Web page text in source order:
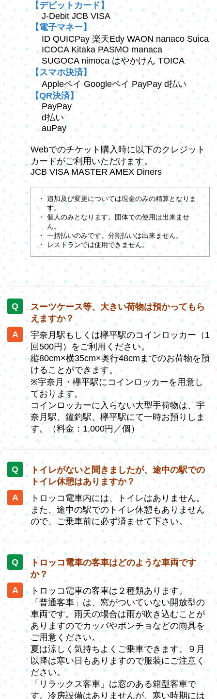
【デビットカード】
J-Debit JCB VISA
【電子マネー】
ID QUICPay 楽天Edy WAON nanaco Suica
ICOCA Kitaka PASMO manaca
SUGOCA nimoca はやかけん TOICA
【スマホ決済】
Appleペイ Googleペイ PayPay d払い
【QR決済】
PayPay
d払い
auPay
Webでのチケット購入時に以下のクレジット
カードがご利用いただけます。
JCB VISA MASTER AMEX Diners
追加及び変更については現金のみの精算となりま
す。
個人のみとなります。団体での使用は出来ませ
ん。
一括払いのみです。分割払いは出来ません。
レストランでは使用できません。
スーツケース等、大きい荷物は預かってもら
えますか？
宇奈月駅もしくは欅平駅のコインロッカー（1
回500円）をご利用ください。
縦80cm×横35cm×奥行48cmまでのお荷物を預
けることができます。
※宇奈月・欅平駅にコインロッカーを用意し
ております。
コインロッカーに入らない大型手荷物は、宇
奈月駅、鐘釣駅、欅平駅にて一時お預りしま
す。（料金：1,000円／個）
トイレがないと聞きましたが、途中の駅での
トイレ休憩はありますか？
トロッコ電車内には、トイレはありません。
また、途中の駅でのトイレ休憩もありません
ので、ご乗車前に必ず済ませて下さい。
トロッコ電車の客車はどのような車両です
か？
トロッコ電車の客車は２種類あります。
「普通客車」は、窓がついていない開放型の
車両です。雨天の場合は雨が吹き込むことが
ありますのでカッパやポンチョなどの雨具を
ご用意ください。
夏は涼しく気持ちよくご乗車できます。９月
以降は寒い日もありますので服装にご注意く
ださい。
「リラックス客車」は窓のある箱型客車で
す。冷房設備はありませんが、寒い時期には